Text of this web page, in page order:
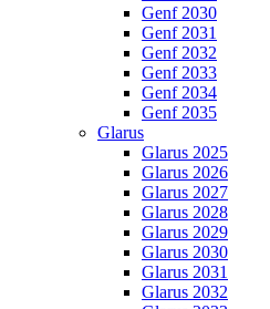
Genf 2030
Genf 2031
Genf 2032
Genf 2033
Genf 2034
Genf 2035
Glarus
Glarus 2025
Glarus 2026
Glarus 2027
Glarus 2028
Glarus 2029
Glarus 2030
Glarus 2031
Glarus 2032